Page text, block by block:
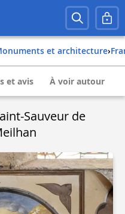
Monuments et architecture›
et avis À voir autour
Sauveur de